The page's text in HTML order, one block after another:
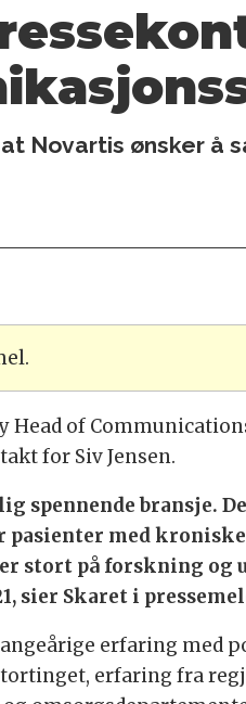
Novartis ønsker å
Head of
for Siv Jensen.
spennende bransje.
med
stort på forskning
sier Skaret i
erfaring
erfaring fra